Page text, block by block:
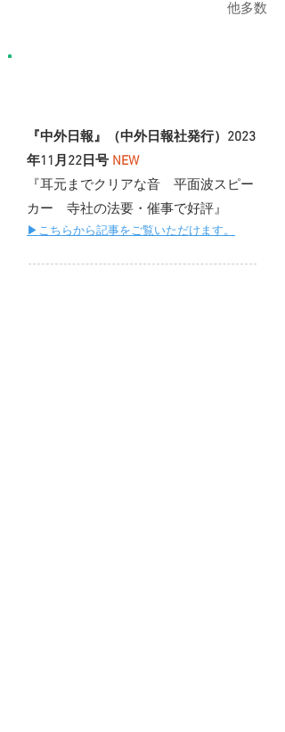
​他多数
『中外日報』（中外日報社発行）2023
年11月22日号 NEW
『耳元までクリアな音 平面波スピー
カー 寺社の法要・催事で好評』
▶︎こちらから記事をご覧いただけます。